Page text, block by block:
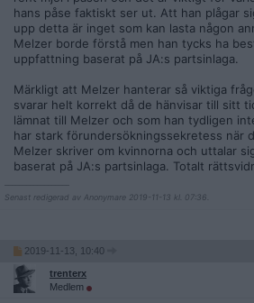
hans påse faktiskt ser ut. Att han plågar
upp detta är inget som kan lasta någon
Melzer borde förstå men han tycks ha
uppfattning baserat på JA:s partsinlaga.
Märkligt att Melzer hanterar så viktiga
svarar helt korrekt då de hänvisar till sitt
lämnat till Melzer och som han tydligen
har stark förundersökningssekretess när
Melzer skriver om kvinnorna och uttalar
baserat på JA:s partsinlaga. Totalt
Senast redigerad av Anonymare 2019-11-13 kl. 07:36.
2019-11-13, 10:40
trenterx
Medlem